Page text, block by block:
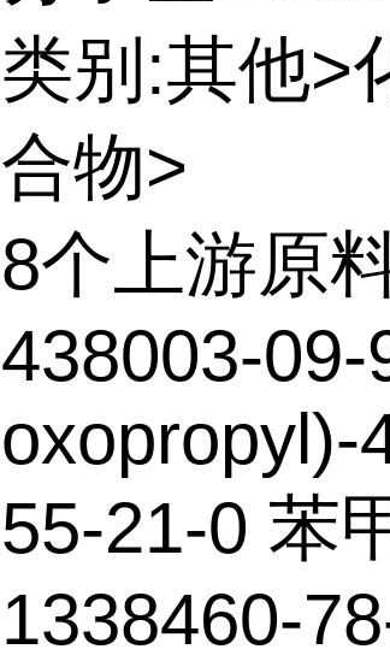
类别:其他>
合物>
8个上游原
438003-
oxopropyl)-
55-21-0 苯
1338460-